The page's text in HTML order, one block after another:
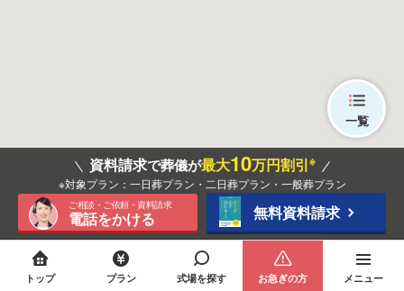
一覧
資料請求で葬儀が最大10万円割引※
※対象プラン：一日葬プラン・二日葬プラン・一般葬プラン
ご相談・ご依頼・資料請求
電話をかける 無料資料請求
トップ プラン 式場を探す お急ぎの方 メニュー